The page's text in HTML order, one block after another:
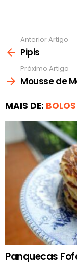
mais
Anterior Artigo
Pipis
Próximo Artigo
Mousse de
MAIS DE: BOLOS
Panquecas